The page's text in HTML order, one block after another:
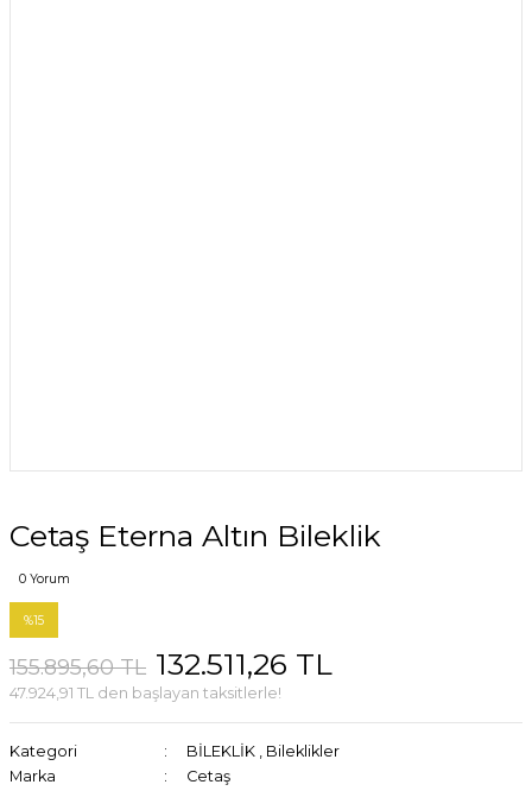
Cetaş Eterna Altın Bileklik
0 Yorum
%15
155.895,60 TL 132.511,26 TL
47.924,91 TL den başlayan taksitlerle!
Kategori BİLEKLİK , Bileklikler
Marka
Cetaş